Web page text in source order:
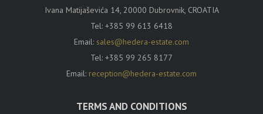
Ivana Matijaševića 14, 20000 Dubrovnik, CROATIA
Tel: +385 99 613 6418
Email: sales@hedera-estate.com
Tel: +385 99 265 8177
Email: reception@hedera-estate.com
TERMS AND CONDITIONS